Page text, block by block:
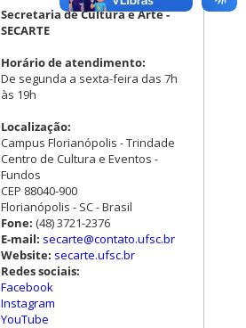
Secretaria de Cultura e Arte -
SECARTE
Horário de atendimento:
De segunda a sexta-feira das 7h
às 19h
Localização:
Campus Florianópolis - Trindade
Centro de Cultura e Eventos -
Fundos
CEP 88040-900
Florianópolis - SC - Brasil
Fone: (48) 3721-2376
E-mail: secarte@contato.ufsc.br
Website: secarte.ufsc.br
Redes sociais:
Facebook
Instagram
YouTube